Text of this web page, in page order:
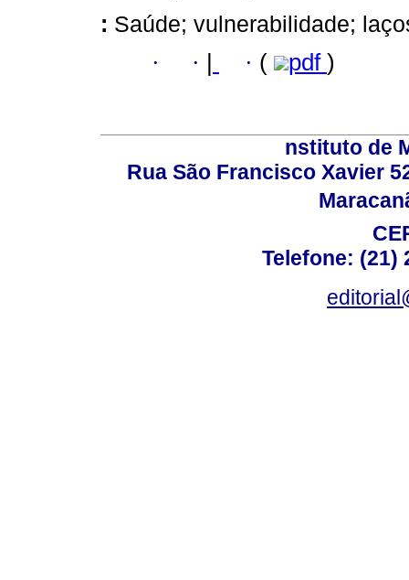
: Saúde; vulnerabilidade;
· · · ( pdf )
nstituto de
Rua São Francisco Xavier
Telefone: (21)